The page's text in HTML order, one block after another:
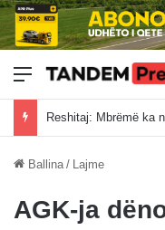
Meny
Ballina / Lajme
AGK-ja